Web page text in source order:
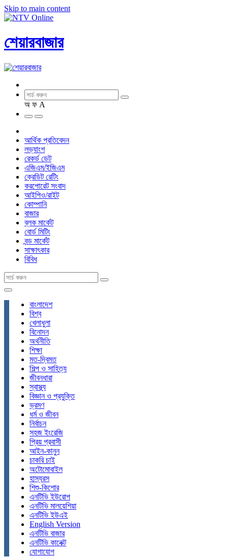
Skip to main content
শেয়ারবাজার
অ ফ A
আর্থিক প্রতিবেদন
লভ্যাংশ
রেকর্ড ডেট
এজিএম/ইজিএম
ক্রেডিট রেটিং
করপোরেট সংবাদ
আইপিও/রাইট
কোম্পানি
বাজার
ব্লক মার্কেট
বোর্ড মিটিং
বন্ড মার্কেট
সাক্ষাৎকার
বিবিধ
বাংলাদেশ
বিশ্ব
খেলাধুলা
বিনোদন
অর্থনীতি
শিক্ষা
মত-দ্বিমত
শিল্প ও সাহিত্য
জীবনধারা
স্বাস্থ্য
বিজ্ঞান ও প্রযুক্তি
ভ্রমণ
ধর্ম ও জীবন
নির্বাচন
সহজ ইংরেজি
প্রিয় প্রবাসী
আইন-কানুন
চাকরি চাই
অটোমোবাইল
হাস্যরস
শিশু-কিশোর
এনটিভি ইউরোপ
এনটিভি মালয়েশিয়া
এনটিভি ইউএই
English Version
এনটিভি বাজার
এনটিভি কানেক্ট
যোগাযোগ